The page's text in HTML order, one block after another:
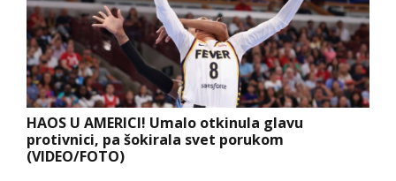
HAOS U AMERICI! Umalo otkinula glavu
protivnici, pa šokirala svet porukom
(VIDEO/FOTO)